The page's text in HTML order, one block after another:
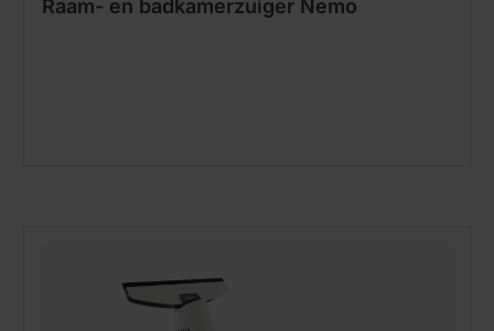
Raam- en badkamerzuiger Nemo